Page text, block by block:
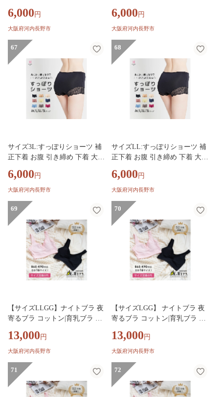
ィース 下腹 レース レースショ
ーツ 深め ヘブンジャパン HEA
6,000 円
大阪府河内長野市
ディース 下腹 レース レースシ
ョーツ 深め ヘブンジャパン HE
6,000 円
大阪府河内長野市
67
サイズ3L:すっぽりショーツ 補
正下着 お腹 引き締め 下着 大き
ディース 下腹 レース レースシ
ョーツ 深め ヘブンジャパン HE
6,000 円
大阪府河内長野市
68
サイズLL:すっぽりショーツ 補
正下着 お腹 引き締め 下着 大き
ディース 下腹 レース レースシ
ョーツ 深め ヘブンジャパン HE
6,000 円
大阪府河内長野市
69
【サイズLLGG】ナイトブラ 夜
寄るブラ コットン|育乳ブラ ブ
イヤーブラ ノンワイヤー バス
トアップ 綿 脇高ブラ 下着 ブラ
し 夜ブラ 夜用ブラ ナイトブラ
ジャー 補整 補正 ヘブンジャパ
ン HEAVEN Japan
13,000 円
大阪府河内長野市
70
【サイズLGG】 ナイトブラ 夜
寄るブラ コットン|育乳ブラ ブ
イヤーブラ ノンワイヤー バス
トアップ 綿 脇高ブラ 下着 ブラ
し 夜ブラ 夜用ブラ ナイトブラ
ジャー 補整 補正 ヘブンジャパ
ン HEAVEN Japan
13,000 円
大阪府河内長野市
71 72